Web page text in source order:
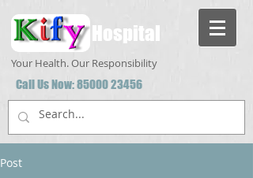
Hospital
Your Health. Our Responsibility
Call Us Now:85000 23456
Post